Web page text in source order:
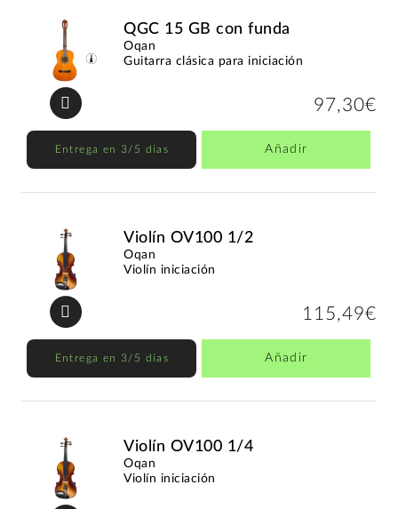
QGC 15 GB con funda
Oqan
Guitarra clásica para iniciación
97,30€
Entrega en 3/5 días Añadir
Violín OV100 1/2
Oqan
Violín iniciación
115,49€
Entrega en 3/5 días Añadir
Violín OV100 1/4
Oqan
Violín iniciación